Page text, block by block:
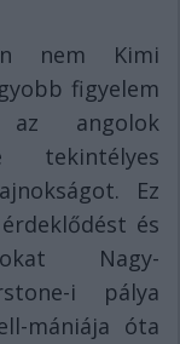
nem Kimi
figyelem
angolok
tekintélyes
Ez
és
Nagy-
i pálya
mániája óta